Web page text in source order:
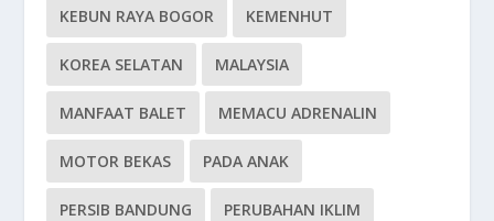
KEBUN RAYA BOGOR KEMENHUT
KOREA SELATAN MALAYSIA
MANFAAT BALET MEMACU ADRENALIN
MOTOR BEKAS PADA ANAK
PERSIB BANDUNG PERUBAHAN IKLIM